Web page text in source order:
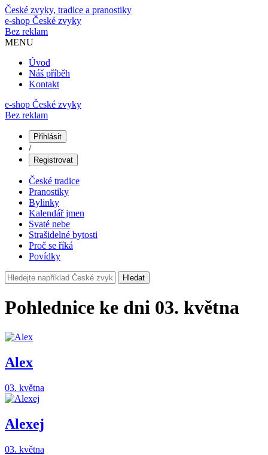
České zvyky, tradice a pranostiky
e-shop České zvyky
Bez reklam
MENU
Úvod
Náš příběh
Kontakt
e-shop České zvyky
Bez reklam
Přihlásit
/
Registrovat
České tradice
Pranostiky
Bylinky
Kalendář jmen
Svaté nebe
Strašidelné bytosti
Proč se říká
Povídky
Hledat
Pohlednice ke dni 03. května
Alex
03. května
Alexej
03. května